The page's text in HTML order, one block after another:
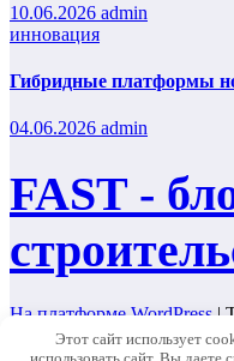
10.06.2026 admin
инновация
Гибридные платформы
04.06.2026 admin
FAST -
На платформе WordPress|
Home
Этот сайт использует